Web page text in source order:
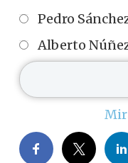
Pedro
Alberto